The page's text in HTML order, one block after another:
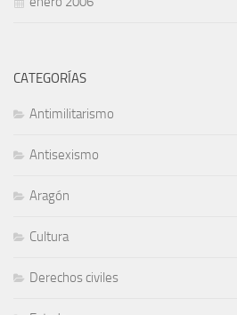
CATEGORÍAS
Antimilitarismo
Antisexismo
Aragón
Cultura
Derechos civiles